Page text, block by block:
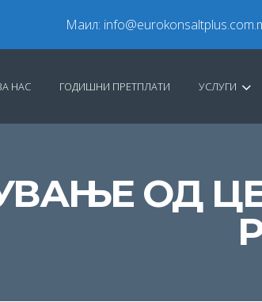
Маил:
НАС ГОДИШНИ ПРЕТПЛАТИ УСЛУГИ
ОД